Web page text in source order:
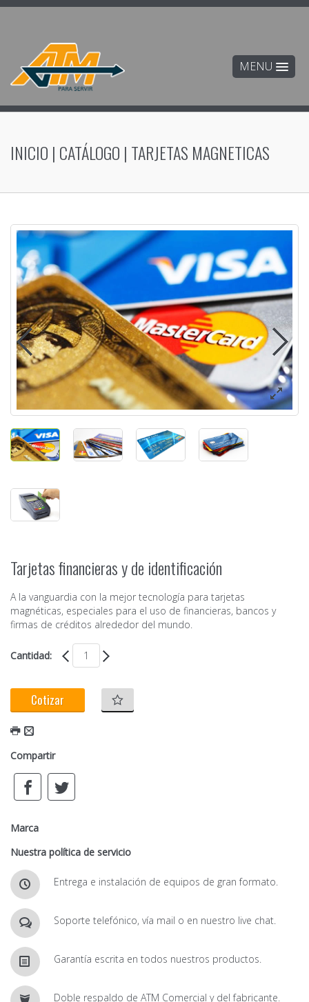
MENU
INICIO | CATÁLOGO | TARJETAS MAGNETICAS
Tarjetas financieras y de identificación
A la vanguardia con la mejor tecnología para tarjetas
magnéticas, especiales para el uso de financieras, bancos y
firmas de créditos alrededor del mundo.
Cantidad:
Cotizar
Compartir
Marca
Nuestra política de servicio
Entrega e instalación de equipos de gran formato.
Soporte telefónico, vía mail o en nuestro live chat.
Garantía escrita en todos nuestros productos.
Doble respaldo de ATM Comercial y del fabricante.